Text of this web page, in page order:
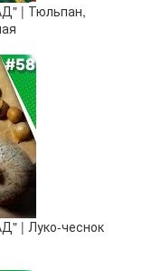
| Тюльпан,
| Луко-чеснок